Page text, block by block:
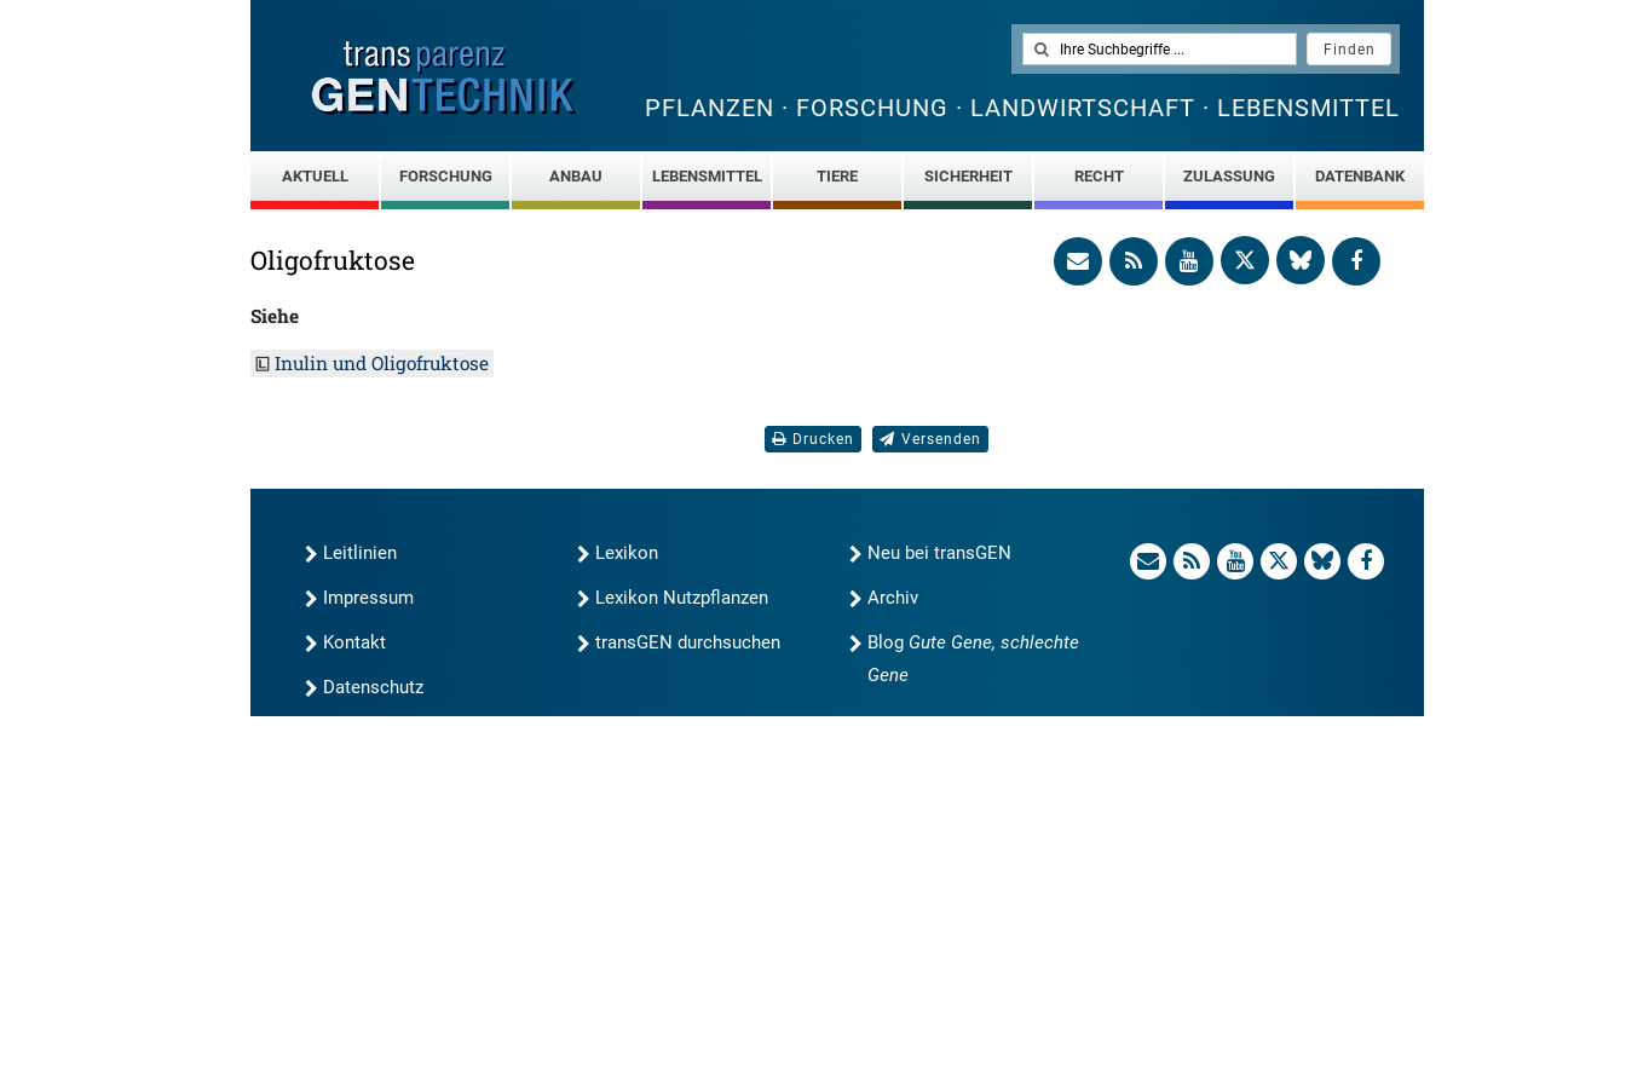
PFLANZEN · FORSCHUNG · LANDWIRTSCHAFT · LEBENSMITTEL
AKTUELL FORSCHUNG ANBAU LEBENSMITTEL TIERE SICHERHEIT RECHT ZULASSUNG DATENBANK
Oligofruktose
Siehe
Inulin und Oligofruktose
Drucken Versenden
Leitlinien
Impressum
Kontakt
Datenschutz
Lexikon
Lexikon Nutzpflanzen
transGEN durchsuchen
Neu bei transGEN
Archiv
Blog Gute Gene, schlechte
Gene